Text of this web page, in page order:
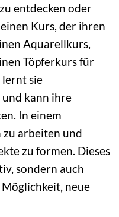
entdecken oder
Kurs, der ihren
Aquarellkurs,
Töpferkurs für
lernt sie
kann ihre
In einem
zu arbeiten und
zu formen. Dieses
sondern auch
neue